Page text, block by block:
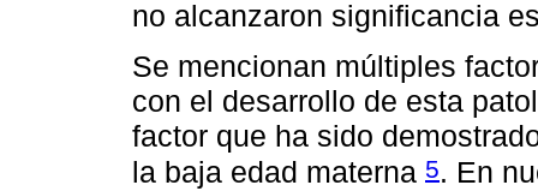
no alcanzaron significancia
Se mencionan múltiples
con el desarrollo de esta
factor que ha sido
la baja edad materna 5. En